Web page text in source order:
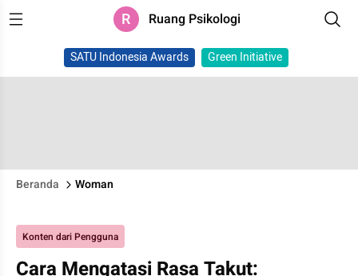
R Ruang Psikologi
SATU Indonesia Awards Green Initiative
Beranda Woman
Konten dari Pengguna
Cara Mengatasi Rasa Takut: